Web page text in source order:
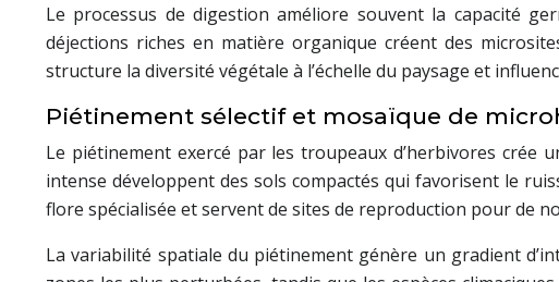
Le processus de digestion améliore souvent la capacité
déjections riches en matière organique créent des
structure la diversité végétale à l’échelle du paysage et
Piétinement sélectif et mosaïque de
Le piétinement exercé par les troupeaux d’herbivores crée
intense développent des sols compactés qui favorisent le
flore spécialisée et servent de sites de reproduction pour de
La variabilité spatiale du piétinement génère un gradient